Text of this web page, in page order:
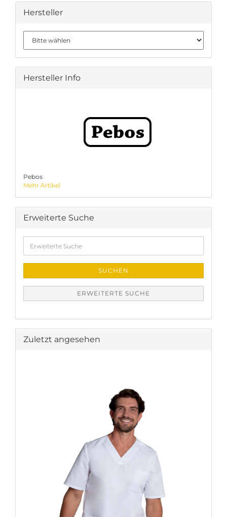
Hersteller
Hersteller Info
Pebos
Mehr Artikel
Erweiterte Suche
Suche
SUCHEN
ERWEITERTE SUCHE
Zuletzt angesehen